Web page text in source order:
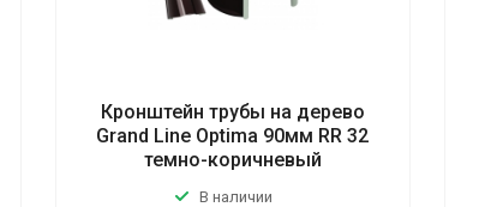
Кронштейн трубы на дерево
Grand Line Optima 90мм RR 32
темно-коричневый
В наличии